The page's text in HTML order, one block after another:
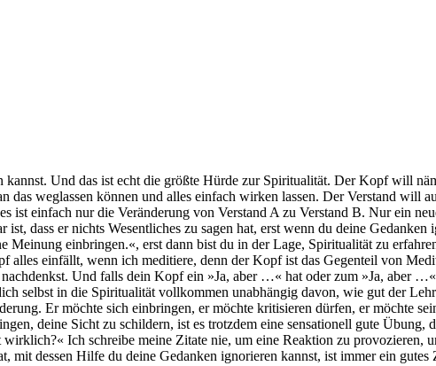
kannst. Und das ist echt die größte Hürde zur Spiritualität. Der Kopf will
weglassen können und alles einfach wirken lassen. Der Verstand will
ist einfach nur die Veränderung von Verstand A zu Verstand B. Nur ein
dass er nichts Wesentliches zu sagen hat, erst wenn du deine
Meinung einbringen.«, erst dann bist du in der Lage, Spiritualität zu
alles einfällt, wenn ich meditiere, denn der Kopf ist das Gegenteil von
Und falls dein Kopf ein »Ja, aber …« hat oder zum »Ja, aber
selbst in die Spiritualität vollkommen unabhängig davon, wie gut der
Er möchte sich einbringen, er möchte kritisieren dürfen, er möchte
deine Sicht zu schildern, ist es trotzdem eine sensationell gute
Ich schreibe meine Zitate nie, um eine Reaktion zu provozieren,
mit dessen Hilfe du deine Gedanken ignorieren kannst, ist immer ein gutes